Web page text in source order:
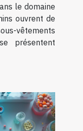
le domaine
ouvrent de
vêtements
présentent